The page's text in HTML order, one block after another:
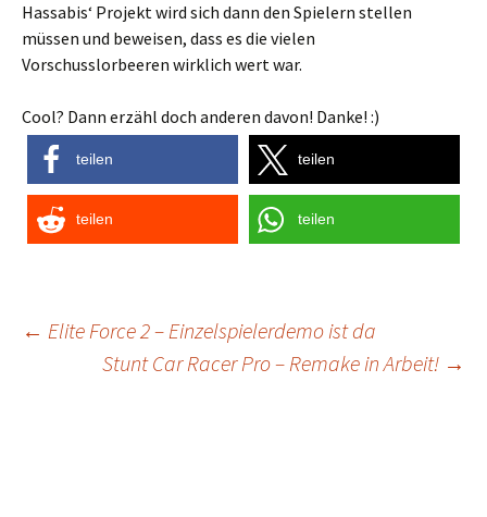
Hassabis‘ Projekt wird sich dann den Spielern stellen
müssen und beweisen, dass es die vielen
Vorschusslorbeeren wirklich wert war.
Cool? Dann erzähl doch anderen davon! Danke! :)
teilen teilen
teilen teilen
Post
← Elite Force 2 – Einzelspielerdemo ist da
Stunt Car Racer Pro – Remake in Arbeit! →